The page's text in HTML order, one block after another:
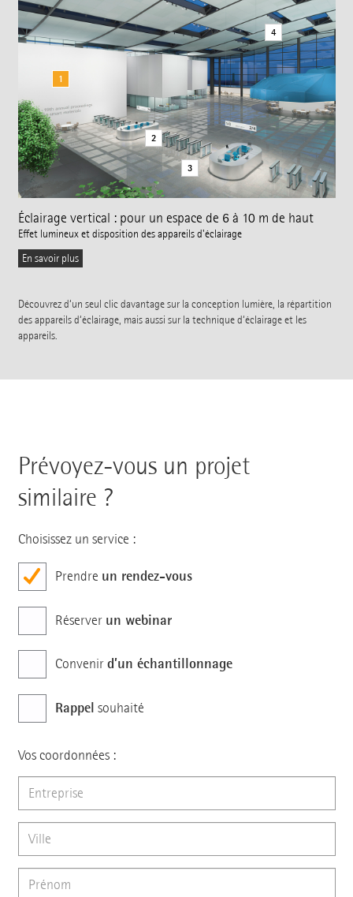
1
2
3
4
Éclairage vertical : pour un espace de 6 à 10 m de haut
Effet lumineux et disposition des appareils d'éclairage
En savoir plus
Découvrez d‘un seul clic davantage sur la conception lumière, la répartition
des appareils d‘éclairage, mais aussi sur la technique d‘éclairage et les
appareils.
Prévoyez-vous un projet
similaire ?
Choisissez un service :
Prendre un rendez-vous
Réserver un webinar
Convenird’un échantillonnage
Rappel souhaité
Vos coordonnées :